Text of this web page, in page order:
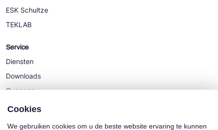
ESK Schultze
TEKLAB
Service
Diensten
Downloads
Over ons
Nieuws
Cookies
We gebruiken cookies om u de beste website ervaring te kunnen